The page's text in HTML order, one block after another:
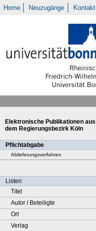
Home Neuzugänge Kontakt
Elektronische Publikationen aus
dem Regierungsbezirk Köln
Pflichtabgabe
Ablieferungsverfahren
Listen
Titel
Autor / Beteiligte
Ort
Verlag